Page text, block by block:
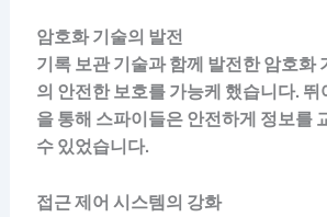
암호화 기술의 발전
기록 보관 기술과 함께 발전한 암호화
의 안전한 보호를 가능케 했습니다. 뛰
을 통해 스파이들은 안전하게 정보를
수 있었습니다.
접근 제어 시스템의 강화